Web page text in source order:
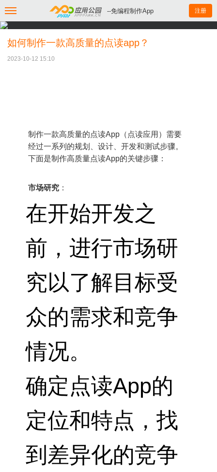
--免编程制作App 注册
如何制作一款高质量的点读app？
2023-10-12 15:10
制作一款高质量的点读App（点读应用）需要
经过一系列的规划、设计、开发和测试步骤。
下面是制作高质量点读App的关键步骤：
市场研究：
在开始开发之
前，进行市场研
究以了解目标受
众的需求和竞争
情况。
确定点读App的
定位和特点，找
到差异化的竞争